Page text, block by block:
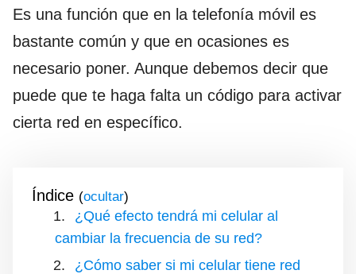
Es una función que en la telefonía móvil es
bastante común y que en ocasiones es
necesario poner. Aunque debemos decir que
puede que te haga falta un código para activar
cierta red en específico.
Índice ( )
¿Qué efecto tendrá mi celular al
cambiar la frecuencia de su red?
¿Cómo saber si mi celular tiene red